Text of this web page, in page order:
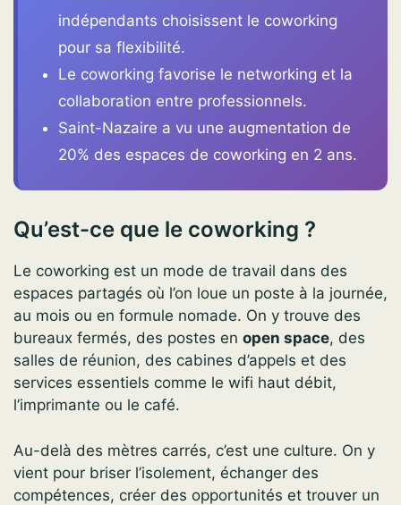
indépendants choisissent le coworking
pour sa flexibilité.
Le coworking favorise le networking et la
collaboration entre professionnels.
Saint-Nazaire a vu une augmentation de
20% des espaces de coworking en 2 ans.
Qu’est-ce que le coworking ?
Le coworking est un mode de travail dans des
espaces partagés où l’on loue un poste à la journée,
au mois ou en formule nomade. On y trouve des
bureaux fermés, des postes en open space, des
salles de réunion, des cabines d’appels et des
services essentiels comme le wifi haut débit,
l’imprimante ou le café.
Au-delà des mètres carrés, c’est une culture. On y
vient pour briser l’isolement, échanger des
compétences, créer des opportunités et trouver un